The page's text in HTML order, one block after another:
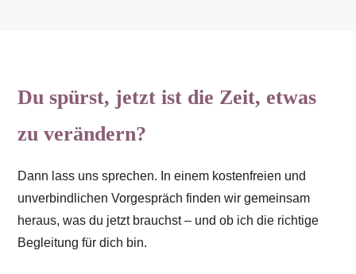
Du spürst, jetzt ist die Zeit, etwas
zu verändern?
Dann lass uns sprechen. In einem kostenfreien und
unverbindlichen Vorgespräch finden wir gemeinsam
heraus, was du jetzt brauchst – und ob ich die richtige
Begleitung für dich bin.